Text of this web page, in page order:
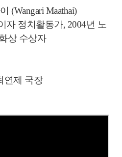
(Wangari Maathai)
자 정치활동가, 2004년 노
상 수상자
연제 국장